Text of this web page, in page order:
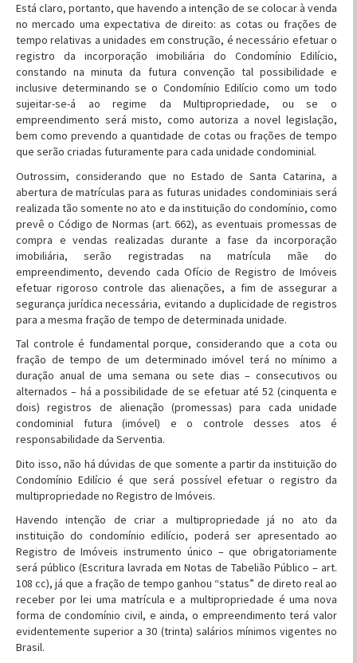
Está claro, portanto, que havendo a intenção de se colocar à venda
no mercado uma expectativa de direito: as cotas ou frações de
tempo relativas a unidades em construção, é necessário efetuar o
registro da incorporação imobiliária do Condomínio Edilício,
constando na minuta da futura convenção tal possibilidade e
inclusive determinando se o Condomínio Edilício como um todo
sujeitar-se-á ao regime da Multipropriedade, ou se o
empreendimento será misto, como autoriza a novel legislação,
bem como prevendo a quantidade de cotas ou frações de tempo
que serão criadas futuramente para cada unidade condominial.
Outrossim, considerando que no Estado de Santa Catarina, a
abertura de matrículas para as futuras unidades condominiais será
realizada tão somente no ato e da instituição do condomínio, como
prevê o Código de Normas (art. 662), as eventuais promessas de
compra e vendas realizadas durante a fase da incorporação
imobiliária, serão registradas na matrícula mãe do
empreendimento, devendo cada Ofício de Registro de Imóveis
efetuar rigoroso controle das alienações, a fim de assegurar a
segurança jurídica necessária, evitando a duplicidade de registros
para a mesma fração de tempo de determinada unidade.
Tal controle é fundamental porque, considerando que a cota ou
fração de tempo de um determinado imóvel terá no mínimo a
duração anual de uma semana ou sete dias – consecutivos ou
alternados – há a possibilidade de se efetuar até 52 (cinquenta e
dois) registros de alienação (promessas) para cada unidade
condominial futura (imóvel) e o controle desses atos é
responsabilidade da Serventia.
Dito isso, não há dúvidas de que somente a partir da instituição do
Condomínio Edilício é que será possível efetuar o registro da
multipropriedade no Registro de Imóveis.
Havendo intenção de criar a multipropriedade já no ato da
instituição do condomínio edilício, poderá ser apresentado ao
Registro de Imóveis instrumento único – que obrigatoriamente
será público (Escritura lavrada em Notas de Tabelião Público – art.
108 cc), já que a fração de tempo ganhou “status” de direto real ao
receber por lei uma matrícula e a multipropriedade é uma nova
forma de condomínio civil, e ainda, o empreendimento terá valor
evidentemente superior a 30 (trinta) salários mínimos vigentes no
Brasil.